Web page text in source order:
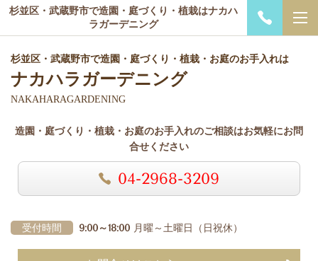
杉並区・武蔵野市で造園・庭づくり・植栽はナカハ
ラガーデニング
杉並区・武蔵野市で造園・庭づくり・植栽・お庭のお手入れは
ナカハラガーデニング
NAKAHARAGARDENING
造園・庭づくり・植栽・お庭のお手入れのご相談はお気軽にお問
合せください
04-2968-3209
受付時間 9:00～18:00 月曜～土曜日 （日祝休）